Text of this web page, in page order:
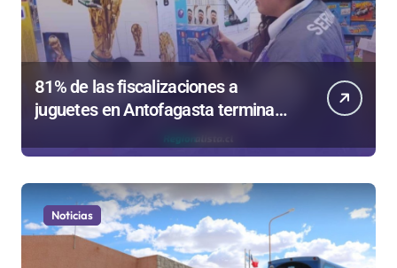
81% de las fiscalizaciones a
juguetes en Antofagasta termina
en sumarios sanitarios
Noticias